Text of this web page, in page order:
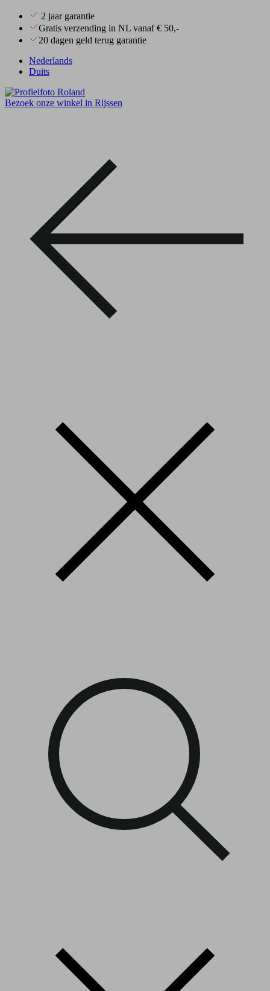
2 jaar garantie
Gratis verzending in NL vanaf € 50,-
20 dagen geld terug garantie
Nederlands
Duits
Bezoek onze winkel in Rijssen